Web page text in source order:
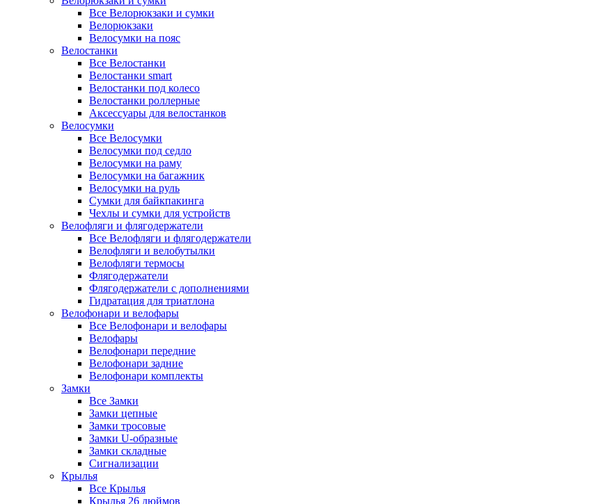
Все Велорюкзаки и сумки
Велорюкзаки
Велосумки на пояс
Велостанки
Все Велостанки
Велостанки smart
Велостанки под колесо
Велостанки роллерные
Аксессуары для велостанков
Велосумки
Все Велосумки
Велосумки под седло
Велосумки на раму
Велосумки на багажник
Велосумки на руль
Сумки для байкпакинга
Чехлы и сумки для устройств
Велофляги и флягодержатели
Все Велофляги и флягодержатели
Велофляги и велобутылки
Велофляги термосы
Флягодержатели
Флягодержатели с дополнениями
Гидратация для триатлона
Велофонари и велофары
Все Велофонари и велофары
Велофары
Велофонари передние
Велофонари задние
Велофонари комплекты
Замки
Все Замки
Замки цепные
Замки тросовые
Замки U-образные
Замки складные
Сигнализации
Крылья
Все Крылья
Крылья 26 дюймов